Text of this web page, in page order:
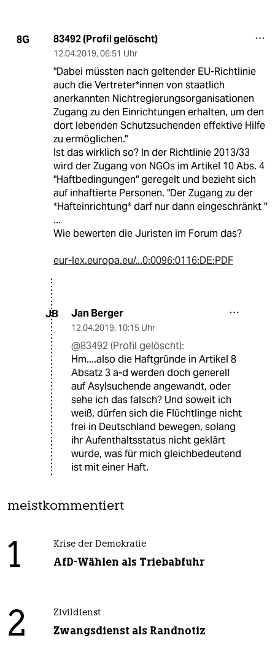
8G 83492 (Profil gelöscht)
12.04.2019, 06:51 Uhr
"Dabei müssten nach geltender EU-Richtlinie
auch die Vertreter*innen von staatlich
anerkannten Nichtregierungsorganisationen
Zugang zu den Einrichtungen erhalten, um den
dort lebenden Schutzsuchenden effektive Hilfe
zu ermöglichen."
Ist das wirklich so? In der Richtlinie 2013/33
wird der Zugang von NGOs im Artikel 10 Abs. 4
"Haftbedingungen" geregelt und bezieht sich
auf inhaftierte Personen. "Der Zugang zu der
*Hafteinrichtung* darf nur dann eingeschränkt "
...
Wie bewerten die Juristen im Forum das?
eur-lex.europa.eu/...0:0096:0116:DE:PDF
JB Jan Berger
12.04.2019, 10:15 Uhr
@83492 (Profil gelöscht):
Hm....also die Haftgründe in Artikel 8
Absatz 3 a-d werden doch generell
auf Asylsuchende angewandt, oder
sehe ich das falsch? Und soweit ich
weiß, dürfen sich die Flüchtlinge nicht
frei in Deutschland bewegen, solang
ihr Aufenthaltsstatus nicht geklärt
wurde, was für mich gleichbedeutend
ist mit einer Haft.
meistkommentiert
1 Krise der Demokratie
AfD-Wählen als Triebabfuhr
2 Zivildienst
Zwangsdienst als Randnotiz